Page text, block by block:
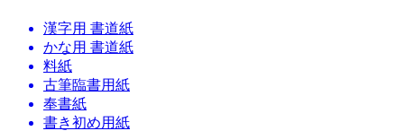
漢字用 書道紙
かな用 書道紙
料紙
古筆臨書用紙
奉書紙
書き初め用紙